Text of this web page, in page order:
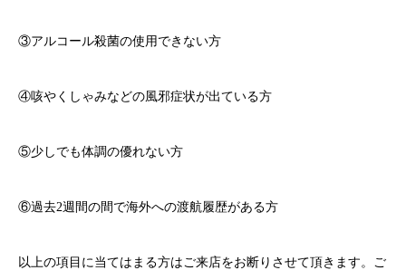
③アルコール殺菌の使用できない方
④咳やくしゃみなどの風邪症状が出ている方
⑤少しでも体調の優れない方
⑥過去2週間の間で海外への渡航履歴がある方
以上の項目に当てはまる方はご来店をお断りさせて頂きます。ご